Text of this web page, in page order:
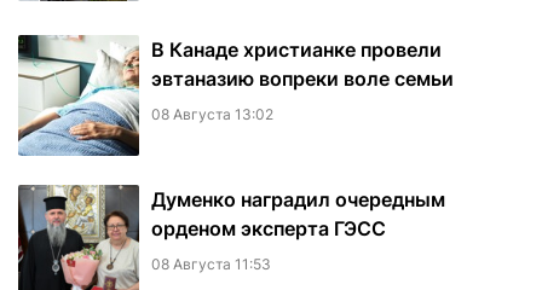
В Канаде христианке провели
эвтаназию вопреки воле семьи
08 Августа 13:02
Думенко наградил очередным
орденом эксперта ГЭСС
08 Августа 11:53